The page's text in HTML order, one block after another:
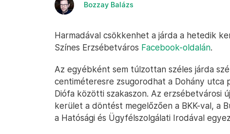
Bozzay Balázs
Harmadával csökkenhet a járda a hetedik
Színes Erzsébetváros Facebook-oldalán.
Az egyébként sem túlzottan széles járda
centiméteresre zsugorodhat a Dohány utca
Diófa közötti szakaszon. Az erzsébetvárosi
kerület a döntést megelőzően a BKK-val, a
a Hatósági és Ügyfélszolgálati Irodával